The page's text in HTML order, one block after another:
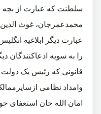
سلطنت که عبارت از بچه
محمدعمرجان، غوث الدین
عبارت دیگر ابلاغیه
را به سویه ادعاکنندگان
قانونی که رئیس یک دولت
وامداد نظامی
امان الله خان استعفای